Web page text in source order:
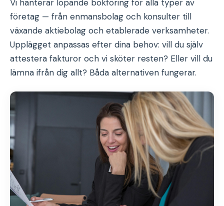
Vi hanterar löpande bokföring för alla typer av
företag — från enmansbolag och konsulter till
växande aktiebolag och etablerade verksamheter.
Upplägget anpassas efter dina behov: vill du själv
attestera fakturor och vi sköter resten? Eller vill du
lämna ifrån dig allt? Båda alternativen fungerar.